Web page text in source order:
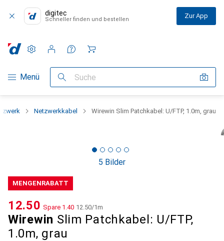
digitec
Schneller finden und bestellen Zur App
Navigation nach Kategorien
Menü Suche
Einstellungen
Kundenkonto
Vergleichslisten
Merklisten
Warenkorb
Netzwerkkabel Wirewin Slim Patchkabel: U/FTP, 1.0m, grau
5 Bilder
MENGENRABATT
Wirewin Slim Patchkabel: U/FTP,
1.0m, grau
CHF
12.50 Spare CHF
1.40 CHF
12.50/1m